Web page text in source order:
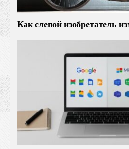
Как слепой изобретатель